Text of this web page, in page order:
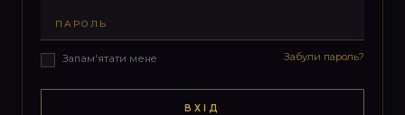
ПАРОЛЬ
Запам'ятати мене Забули пароль?
ВХІД